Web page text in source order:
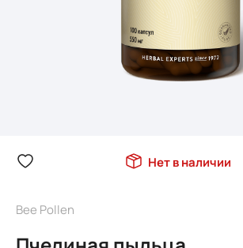
Нет в наличии
Bee Pollen